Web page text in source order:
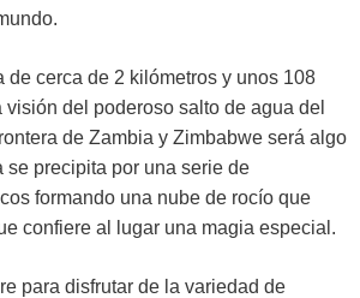
de cerca de 2 kilómetros y unos 108
visión del poderoso salto de agua del
de Zambia y Zimbabwe será algo
se precipita por una serie de
formando una nube de rocío que
confiere al lugar una magia especial.
para disfrutar de la variedad de